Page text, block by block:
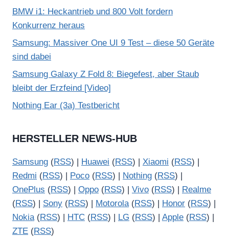
BMW i1: Heckantrieb und 800 Volt fordern
Konkurrenz heraus
Samsung: Massiver One UI 9 Test – diese 50 Geräte
sind dabei
Samsung Galaxy Z Fold 8: Biegefest, aber Staub
bleibt der Erzfeind [Video]
Nothing Ear (3a) Testbericht
HERSTELLER NEWS-HUB
Samsung (RSS) | Huawei (RSS) | Xiaomi (RSS) |
Redmi (RSS) | Poco (RSS) | Nothing (RSS) |
OnePlus (RSS) | Oppo (RSS) | Vivo (RSS) |
Realme
(RSS) | Sony (RSS) | Motorola(RSS) | Honor (RSS) |
Nokia(RSS) | HTC (RSS) | LG (RSS) | Apple (RSS) |
ZTE (RSS)